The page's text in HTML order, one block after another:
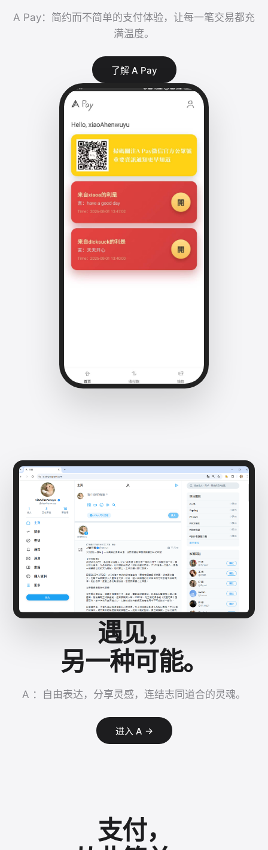
A Pay：简约而不简单的支付体验，让每一笔交易都充
满温度。
了解 A Pay
遇见，
另一种可能。
A ：自由表达，分享灵感，连结志同道合的灵魂。
进入 A →
支付，